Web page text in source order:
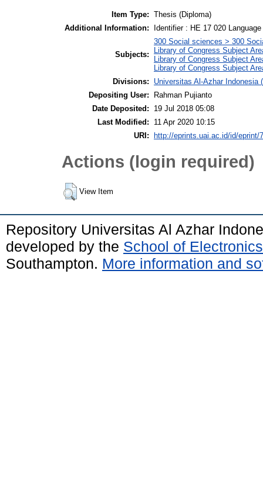
Item Type: Thesis (Diploma)
Additional Information:
Identifier : HE 17 020
Subjects:
300 Social sciences > 300
Library of Congress Subject
Library of Congress Subject
Library of Congress Subject
Divisions:
Universitas Al-Azhar Indonesia
Depositing User:
Rahman Pujianto
Date Deposited:
19 Jul 2018 05:08
Last Modified:
11 Apr 2020 10:15
URI:
http://eprints.uai.ac.id/id/eprint/
Actions (login required)
View Item
Repository Universitas Al Azhar
developed by the School of
Southampton. More information and